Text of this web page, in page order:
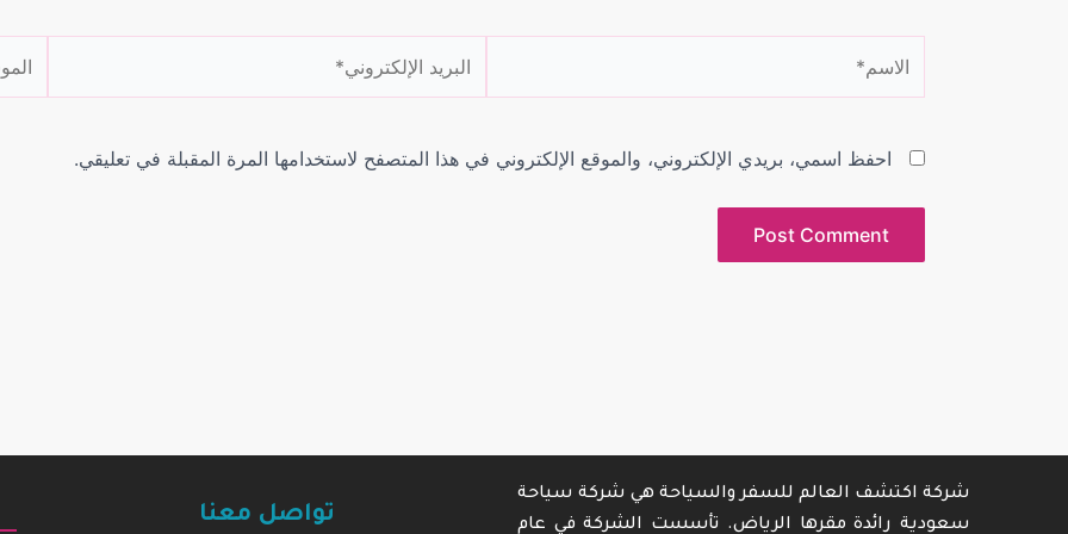
الإلكتروني*
احفظ اسمي، بريدي الإلكتروني، والموقع الإلكتروني في هذا المتصفح لاستخدامها المرة المقبلة في تعليقي.
تواصل معنا
شركة اكتشف العالم للسفر والسياحة هي شركة سياحة
سعودية رائدة مقرها الرياض. تأسست الشركة في عام